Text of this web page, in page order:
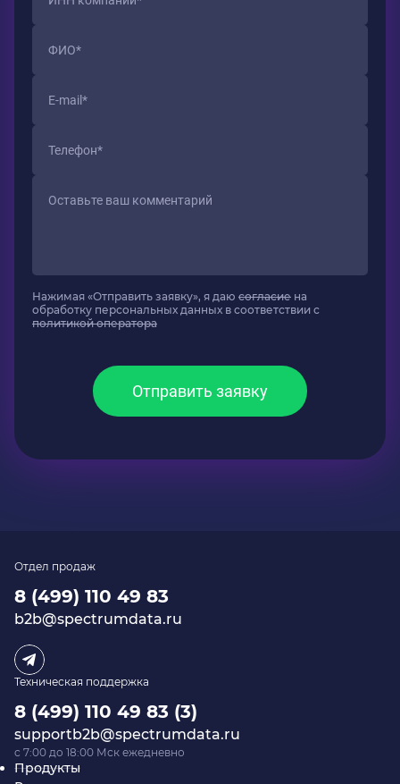
Нажимая «Отправить заявку», я даю согласие на
обработку персональных данных в соответствии с
политикой оператора
Отправить заявку
Продукты
Отдел продаж
8 (499) 110 49 83
b2b@spectrumdata.ru
Техническая поддержка
8 (499) 110 49 83 (3)
supportb2b@spectrumdata.ru
c 7:00 до 18:00 Мск ежедневно